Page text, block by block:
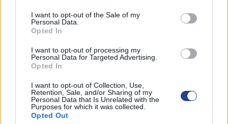
I want to opt-out of the Sale of my
Personal Data.
Opted In
I want to opt-out of processing my
Personal Data for Targeted Advertising.
Opted In
I want to opt-out of Collection, Use,
Retention, Sale, and/or Sharing of my
Personal Data that Is Unrelated with the
Purposes for which it was collected.
Opted Out
ΛΕΜΕΣΟΣ
ΛΕΥΚΩΣΙΑ-ΚΕΡΥΝΕΙΑ
ΠΑΦΟΣ
ΑΚΟΛΟΥΘΗΣΤΕ ΜΑΣ